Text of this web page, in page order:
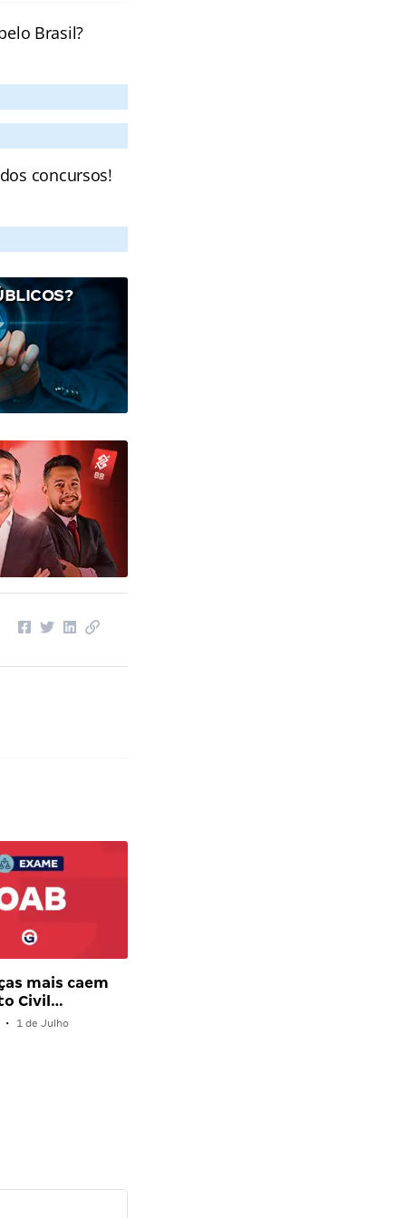
Brasil?
concursos!
mais caem
Civil…
• 1 de Julho